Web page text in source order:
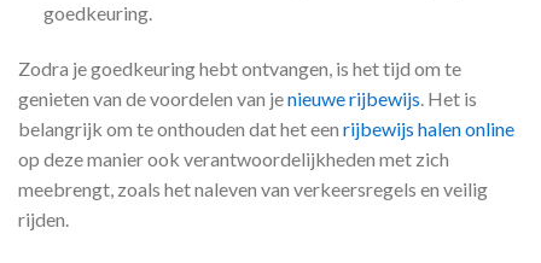
goedkeuring.
Zodra je goedkeuring hebt ontvangen, is het tijd om te
genieten van de voordelen van jenieuwe rijbewijs. Het is
belangrijk om te onthouden dat het een rijbewijs halen online
op deze manier ook verantwoordelijkheden met zich
meebrengt, zoals het naleven van verkeersregels en veilig
rijden.